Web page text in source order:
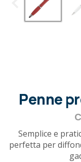
Penne
Semplice e
perfetta per